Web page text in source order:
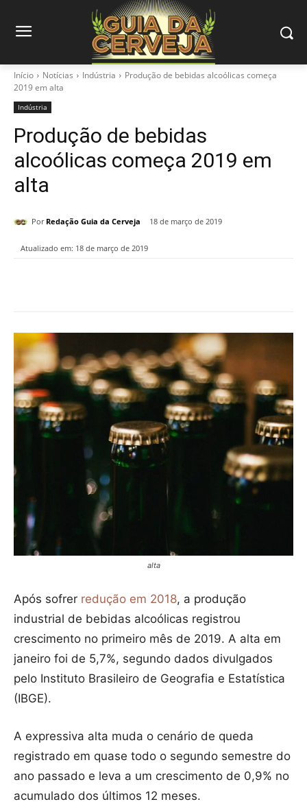
Início Notícias Indústria
Produção de bebidas alcoólicas começa
2019 em alta
Indústria
Produção de bebidas
alcoólicas começa 2019 em
alta
Por Redação Guia da Cerveja 18 de março de 2019
Atualizado em: 18 de março de 2019
alta
Após sofrer redução em 2018, a produção
industrial de bebidas alcoólicas registrou
crescimento no primeiro mês de 2019. A alta em
janeiro foi de 5,7%, segundo dados divulgados
pelo Instituto Brasileiro de Geografia e Estatística
(IBGE).
A expressiva alta muda o cenário de queda
registrado em quase todo o segundo semestre do
ano passado e leva a um crescimento de 0,9% no
acumulado dos últimos 12 meses.